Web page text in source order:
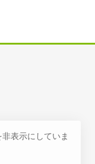
表示にしていま